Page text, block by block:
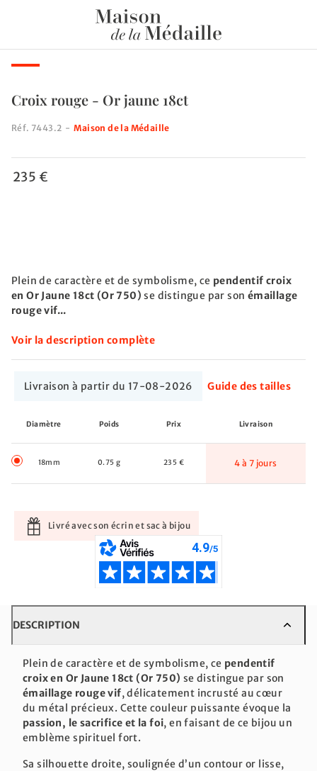
Croix rouge - Or jaune 18ct
Réf. 7443.2 -Maison de la Médaille
235 €
Plein de caractère et de symbolisme, ce pendentif croix
en Or Jaune 18ct (Or 750) se distingue par son émaillage
rouge vif...
Voir la description complète
Livraison à partir du 17-08-2026 Guide des tailles
Diamètre Poids Prix Livraison
18mm 0.75 g 235 € 4 à 7 jours
Livré avec son écrin et sac à bijou
DESCRIPTION
Plein de caractère et de symbolisme, ce pendentif
croix en Or Jaune 18ct (Or 750) se distingue par son
émaillage rouge vif, délicatement incrusté au cœur
du métal précieux. Cette couleur puissante évoque la
passion, le sacrifice et la foi, en faisant de ce bijou un
emblème spirituel fort.
Sa silhouette droite, soulignée d’un contour or lisse,